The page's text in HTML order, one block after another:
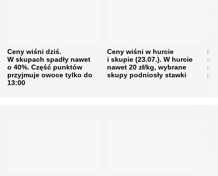
Ceny wiśni dziś.
W skupach spadły nawet
o 40%. Część punktów
przyjmuje owoce tylko do
13:00
Ceny wiśni w hurcie
i skupie (23.07.). W hurcie
nawet 20 zł/kg, wybrane
skupy podniosły stawki